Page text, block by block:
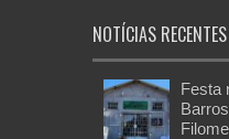
NOTÍCIAS RECENTES
Festa